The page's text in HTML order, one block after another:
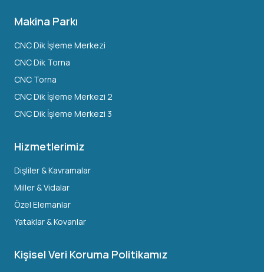
Makina Parkı
CNC Dik İşleme Merkezi
CNC Dik Torna
CNC Torna
CNC Dik İşleme Merkezi 2
CNC Dik İşleme Merkezi 3
Hizmetlerimiz
Dişliler & Kavramalar
Miller & Vidalar
Özel Elemanlar
Yataklar & Kovanlar
Kişisel Veri Koruma Politikamız